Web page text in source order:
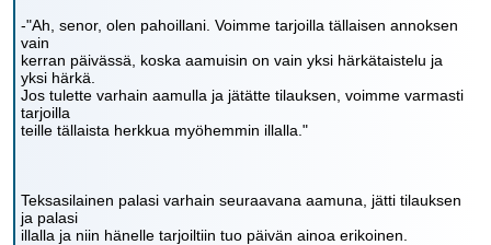
-"Ah, senor, olen pahoillani. Voimme tarjoilla tällaisen annoksen
vain
kerran päivässä, koska aamuisin on vain yksi härkätaistelu ja
yksi härkä.
Jos tulette varhain aamulla ja jätätte tilauksen, voimme varmasti
tarjoilla
teille tällaista herkkua myöhemmin illalla."
Teksasilainen palasi varhain seuraavana aamuna, jätti tilauksen
ja palasi
illalla ja niin hänelle tarjoiltiin tuo päivän ainoa erikoinen.